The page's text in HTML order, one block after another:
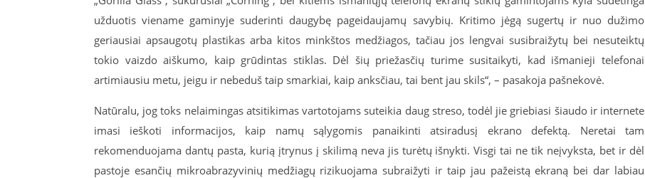
užduotis viename gaminyje suderinti daugybę pageidaujamų savybių. Kritimo jėgą sugertų ir nuo dužimo
geriausiai apsaugotų plastikas arba kitos minkštos medžiagos, tačiau jos lengvai susibraižytų bei nesuteiktų
tokio vaizdo aiškumo, kaip grūdintas stiklas. Dėl šių priežasčių turime susitaikyti, kad išmanieji telefonai
artimiausiu metu, jeigu ir nebeduš taip smarkiai, kaip anksčiau, tai bent jau skils“, – pasakoja pašnekovė.
Natūralu, jog toks nelaimingas atsitikimas vartotojams suteikia daug streso, todėl jie griebiasi šiaudo ir internete
imasi ieškoti informacijos, kaip namų sąlygomis panaikinti atsiradusį ekrano defektą. Neretai tam
rekomenduojama dantų pasta, kurią įtrynus į skilimą neva jis turėtų išnykti. Visgi tai ne tik neįvyksta, bet ir dėl
pastoje esančių mikroabrazyvinių medžiagų rizikuojama subraižyti ir taip jau pažeistą ekraną bei dar labiau